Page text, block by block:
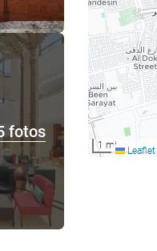
fotos
1 mi Leaflet